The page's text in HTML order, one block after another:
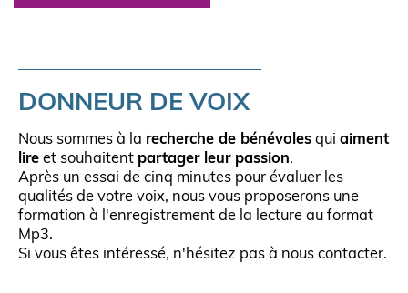
DONNEUR DE VOIX
Nous sommes à la recherche de bénévoles qui aiment
lire et souhaitent partager leur passion.
Après un essai de cinq minutes pour évaluer les
qualités de votre voix, nous vous proposerons une
formation à l'enregistrement de la lecture au format
Mp3.
Si vous êtes intéressé, n'hésitez pas à nous contacter.